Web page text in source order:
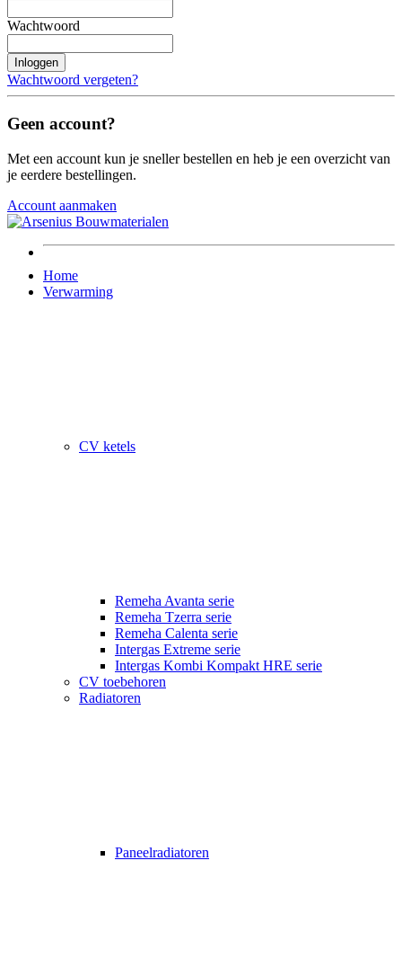
Wachtwoord
Inloggen
Wachtwoord vergeten?
Geen account?
Met een account kun je sneller bestellen en heb je een overzicht van
je eerdere bestellingen.
Account aanmaken
Home
Verwarming
CV ketels
Remeha Avanta serie
Remeha Tzerra serie
Remeha Calenta serie
Intergas Extreme serie
Intergas Kombi Kompakt HRE serie
CV toebehoren
Radiatoren
Paneelradiatoren